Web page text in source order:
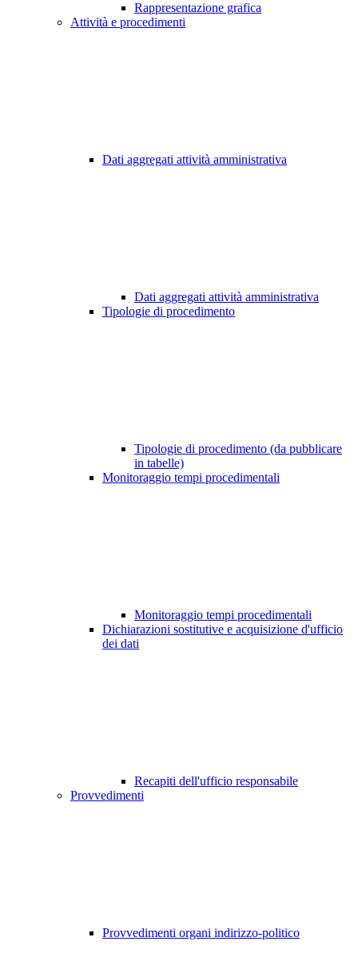
Rappresentazione grafica
Attività e procedimenti
Dati aggregati attività amministrativa
Dati aggregati attività amministrativa
Tipologie di procedimento
Tipologie di procedimento (da pubblicare
in tabelle)
Monitoraggio tempi procedimentali
Monitoraggio tempi procedimentali
Dichiarazioni sostitutive e acquisizione d'ufficio
dei dati
Recapiti dell'ufficio responsabile
Provvedimenti
Provvedimenti organi indirizzo-politico